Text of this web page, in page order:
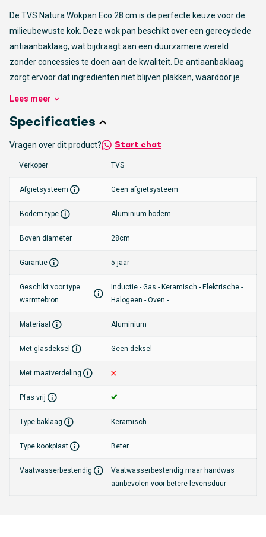
De TVS Natura Wokpan Eco 28 cm is de perfecte keuze voor de
milieubewuste kok. Deze wok pan beschikt over een gerecyclede
antiaanbaklaag, wat bijdraagt aan een duurzamere wereld
zonder concessies te doen aan de kwaliteit. De antiaanbaklaag
zorgt ervoor dat ingrediënten niet blijven plakken, waardoor je
met minder olie kunt koken. Dit maakt de pan ideaal voor het
waardoor je een breed scala aan gerechten kunt bereiden, van
delicate groentes tot knapperige noedels. De kunststof koud
greep zorgt voor optimaal kookcomfort en veiligheid, doordat
deze tijdens het koken koel blijft. Dit maakt het hanteren van de
pan eenvoudig en veilig, zelfs wanneer de inhoud heet is.
Makkelijk te reinigen en onderhouden
De TVS Natura Wokpan is vaatwasmachinebestendig, hoewel
handwas wordt aanbevolen om de levensduur van de pan te
verlengen. Door de hoogwaardige antiaanbaklaag is het
schoonmaken een fluitje van een cent. Deze ecologische pan is
niet alleen een groene keuze voor je keuken, maar ook een
praktische en duurzame toevoeging aan je kookgerei. Met de TVS
Natura Wokpan Eco 28 cm kun je elke dag genieten van heerlijk en
milieubewust koken.
Lees meer
Specificaties
Vragen over dit product? Start chat
Verkoper TVS
Afgietsysteem Geen afgietsysteem
Bodem type Aluminium bodem
Boven diameter 28cm
Garantie 5 jaar
Geschikt voor type
warmtebron
Inductie - Gas - Keramisch - Elektrische -
Halogeen - Oven -
Materiaal Aluminium
Met glasdeksel Geen deksel
Met maatverdeling
Pfas vrij
Type baklaag Keramisch
Type kookplaat Beter
Vaatwasserbestendig
Vaatwasserbestendig maar handwas
aanbevolen voor betere levensduur